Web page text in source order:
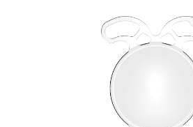
Bildergalerie überspringen